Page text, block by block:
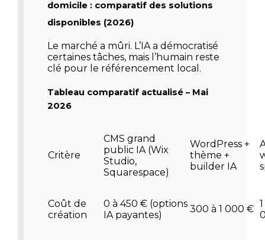
domicile : comparatif des solutions
disponibles (2026)
Le marché a mûri. L’IA a démocratisé
certaines tâches, mais l’humain reste
clé pour le référencement local.
Tableau comparatif actualisé – Mai
2026
Critère
CMS grand
public IA (Wix
Studio,
Squarespace)
WordPress +
thème +
builder IA
Coût de
création
0 à 450 € (options
IA payantes)
300 à 1 000 €